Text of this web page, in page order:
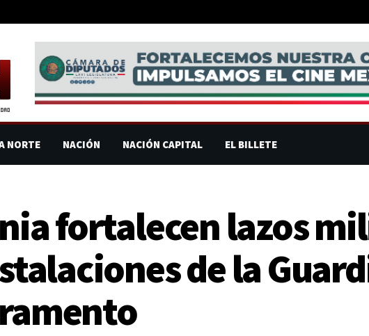
NORTE NACIÓN NACIÓN CAPITAL EL BILLETE
fortalecen lazos
de la